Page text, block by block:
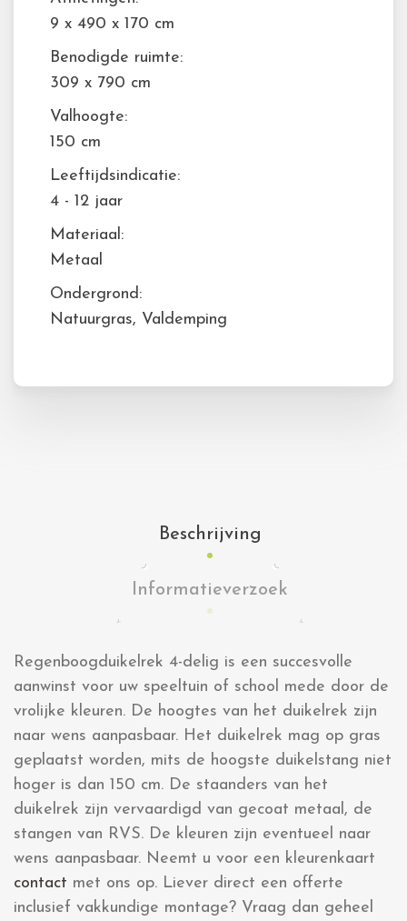
9 x 490 x 170 cm
Benodigde ruimte:
309 x 790 cm
Valhoogte:
150 cm
Leeftijdsindicatie:
4 - 12 jaar
Materiaal:
Metaal
Ondergrond:
Natuurgras, Valdemping
Beschrijving
Informatieverzoek
Regenboogduikelrek 4-delig is een succesvolle
aanwinst voor uw speeltuin of school mede door de
vrolijke kleuren. De hoogtes van het duikelrek zijn
naar wens aanpasbaar. Het duikelrek mag op gras
geplaatst worden, mits de hoogste duikelstang niet
hoger is dan 150 cm. De staanders van het
duikelrek zijn vervaardigd van gecoat metaal, de
stangen van RVS. De kleuren zijn eventueel naar
wens aanpasbaar. Neemt u voor een kleurenkaart
contact met ons op. Liever direct een offerte
inclusief vakkundige montage? Vraag dan geheel